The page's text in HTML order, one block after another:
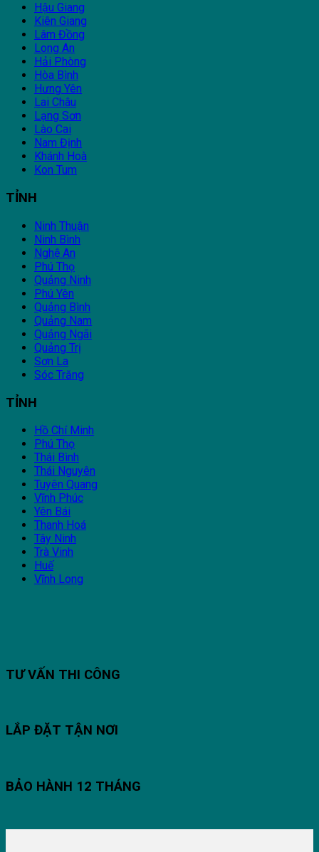
Hậu Giang
Kiên Giang
Lâm Đồng
Long An
Hải Phòng
Hòa Bình
Hưng Yên
Lai Châu
Lạng Sơn
Lào Cai
Nam Định
Khánh Hoà
Kon Tum
TỈNH
Ninh Thuận
Ninh Bình
Nghệ An
Phú Thọ
Quảng Ninh
Phú Yên
Quảng Bình
Quảng Nam
Quảng Ngãi
Quảng Trị
Sơn La
Sóc Trăng
TỈNH
Hồ Chí Minh
Phú Thọ
Thái Bình
Thái Nguyên
Tuyên Quang
Vĩnh Phúc
Yên Bái
Thanh Hoá
Tây Ninh
Trà Vinh
Huế
Vĩnh Long
TƯ VẤN THI CÔNG
LẮP ĐẶT TẬN NƠI
BẢO HÀNH 12 THÁNG